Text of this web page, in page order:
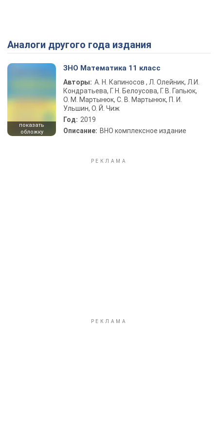
Play Video
Аналоги другого года издания
показать
обложку
ЗНО Математика 11 класс
Авторы: А. Н. Капиносов , Л. Олейник, Л.И.
Кондратьева, Г. Н. Белоусова, Г. В. Гапьюк,
О. М. Мартынюк, С. В. Мартынюк, П. И.
Ульшин, О. Й. Чиж
Год: 2019
Описание: ВНО комплексное издание